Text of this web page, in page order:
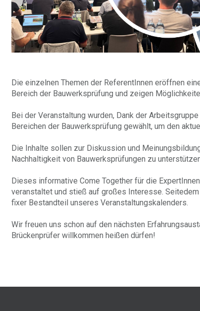
Die einzelnen Themen der ReferentInnen eröffnen
Bereich der Bauwerksprüfung und zeigen
Bei der Veranstaltung wurden, Dank der
Bereichen der Bauwerksprüfung gewählt, um den
Die Inhalte sollen zur Diskussion und
Nachhaltigkeit von Bauwerksprüfungen zu
Dieses informative Come Together für die
veranstaltet und stieß auf großes Interesse.
fixer Bestandteil unseres Veranstaltungskalenders.
Wir freuen uns schon auf den nächsten
Brückenprüfer willkommen heißen dürfen!